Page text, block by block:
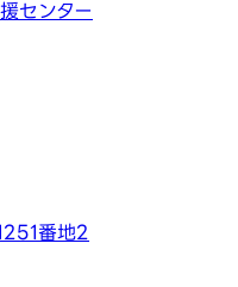
センター
番地2